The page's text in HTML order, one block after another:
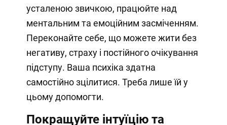
усталеною звичкою, працюйте над
ментальним та емоційним засміченням.
Переконайте себе, що можете жити без
негативу, страху і постійного очікування
підступу. Ваша психіка здатна
самостійно зцілитися. Треба лише їй у
цьому допомогти.
Покращуйте інтуїцію та